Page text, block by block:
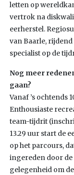
letten op
vertrok na
eerherstel.
van Baarle,
specialist op de
Nog meer
gaan?
Vanaf ’s ochtends
Enthousiaste
team-tijdrit
13.29 uur start de
op het parcours,
ingereden door de
gelegenheid om